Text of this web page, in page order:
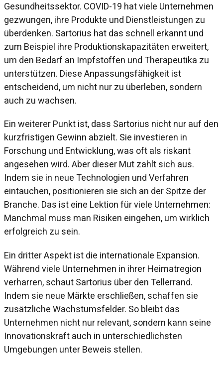
Gesundheitssektor. COVID-19 hat viele Unternehmen
gezwungen, ihre Produkte und Dienstleistungen zu
überdenken. Sartorius hat das schnell erkannt und
zum Beispiel ihre Produktionskapazitäten erweitert,
um den Bedarf an Impfstoffen und Therapeutika zu
unterstützen. Diese Anpassungsfähigkeit ist
entscheidend, um nicht nur zu überleben, sondern
auch zu wachsen.
Ein weiterer Punkt ist, dass Sartorius nicht nur auf den
kurzfristigen Gewinn abzielt. Sie investieren in
Forschung und Entwicklung, was oft als riskant
angesehen wird. Aber dieser Mut zahlt sich aus.
Indem sie in neue Technologien und Verfahren
eintauchen, positionieren sie sich an der Spitze der
Branche. Das ist eine Lektion für viele Unternehmen:
Manchmal muss man Risiken eingehen, um wirklich
erfolgreich zu sein.
Ein dritter Aspekt ist die internationale Expansion.
Während viele Unternehmen in ihrer Heimatregion
verharren, schaut Sartorius über den Tellerrand.
Indem sie neue Märkte erschließen, schaffen sie
zusätzliche Wachstumsfelder. So bleibt das
Unternehmen nicht nur relevant, sondern kann seine
Innovationskraft auch in unterschiedlichsten
Umgebungen unter Beweis stellen.